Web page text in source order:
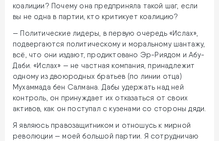
коалиции? Почему она предприняла такой шаг, если
вы не одна в партии, кто критикует коалицию?
— Политические лидеры, в первую очередь «Ислах»,
подвергаются политическому и моральному шантажу,
всё, что они издают, продиктовано Эр-Риядом и Абу-
Даби. «Ислах» — не частная компания, принадлежит
одному из двоюродных братьев (по линии отца)
Мухаммада бен Салмана. Дабы удержать над ней
контроль, он принуждает их отказаться от своих
активов, как он поступал с кузенами со стороны дяди.
Я являюсь правозащитником и отношусь к мирной
революции — моей большой партии. Я сотрудничаю